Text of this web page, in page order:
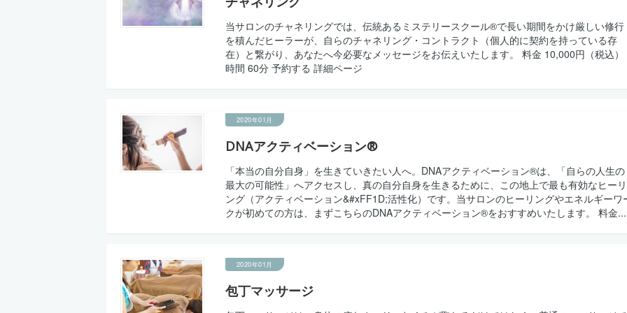
当サロンのチャネリングでは、伝統あるミステリースクール®で長い期間をかけ厳しい修行
を積んだヒーラーが、自らのチャネリング・コントラクト（個人的に契約を持っている存
在）と繋がり、あなたへ今必要なメッセージをお伝えいたします。 料金 10,000円（税込）
時間 60分 予約する 詳細ページ
2020年01月
DNAアクティベーション®
「本当の自分自身」を生きていきたい人へ。DNAアクティベーション®は、「自らの人生の
最大の可能性」へアクセスし、真の自分自身を生きるために、この地上で最も有効なヒーリ
ング（アクティベーション&#xFF1D;活性化）です。当サロンのヒーリングやエネルギーワ
クが初めての方は、まずこちらのDNAアクティベーション®をおすすめいたします。 料金...
2020年01月
包丁マッサージ